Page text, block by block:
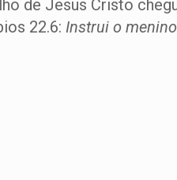
de Jesus Cristo
22.6: Instrui o